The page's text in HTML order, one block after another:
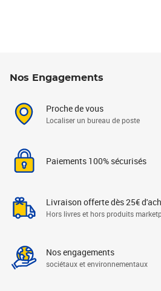
Nos Engagements
Proche de vous
Localiser un bureau de poste
Paiements 100% sécurisés
Livraison offerte dès 25€
Hors livres et hors produits
Nos engagements
sociétaux et environnementaux